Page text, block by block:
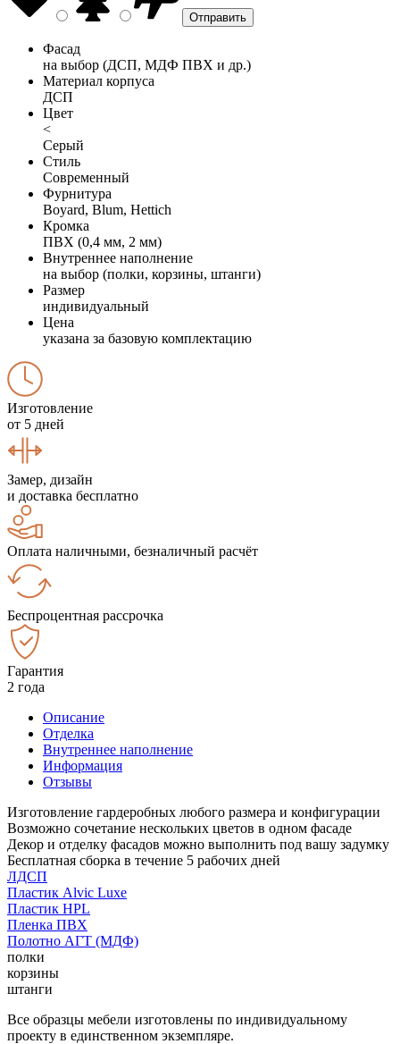
Фасад
на выбор (ДСП, МДФ ПВХ и др.)
Материал корпуса
ДСП
Цвет
<
Серый
Стиль
Современный
Фурнитура
Boyard, Blum, Hettich
Кромка
ПВХ (0,4 мм, 2 мм)
Внутреннее наполнение
на выбор (полки, корзины, штанги)
Размер
индивидуальный
Цена
указана за базовую комплектацию
Изготовление
от 5 дней
Замер, дизайн
и доставка бесплатно
Оплата наличными, безналичный расчёт
Беспроцентная рассрочка
Гарантия
2 года
Описание
Отделка
Внутреннее наполнение
Информация
Отзывы
Изготовление гардеробных любого размера и конфигурации
Возможно сочетание нескольких цветов в одном фасаде
Декор и отделку фасадов можно выполнить под вашу задумку
Бесплатная сборка в течение 5 рабочих дней
ЛДСП
Пластик Alvic Luxe
Пластик HPL
Пленка ПВХ
Полотно АГТ (МДФ)
полки
корзины
штанги
Все образцы мебели изготовлены по индивидуальному
проекту в единственном экземпляре.